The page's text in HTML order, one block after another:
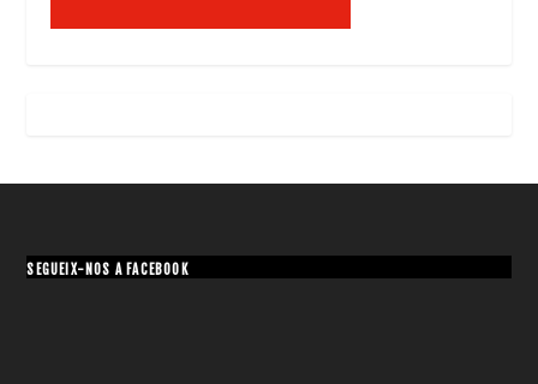
SEGUEIX-NOS A FACEBOOK